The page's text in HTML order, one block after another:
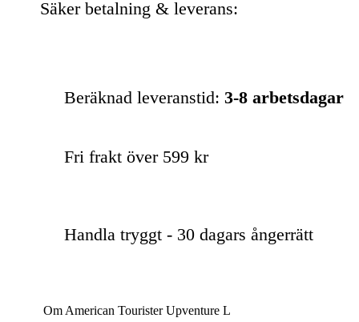
Säker betalning & leverans:
Beräknad leveranstid: 3-8 arbetsdagar
Fri frakt över 599 kr
Handla tryggt - 30 dagars ångerrätt
Om American Tourister Upventure L